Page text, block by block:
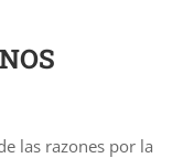
las razones por la